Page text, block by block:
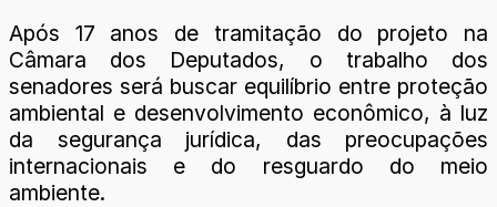
Após 17 anos de tramitação do projeto na
Câmara dos Deputados, o trabalho dos
senadores será buscar equilíbrio entre proteção
ambiental e desenvolvimento econômico, à luz
da segurança jurídica, das preocupações
internacionais e do resguardo do meio
ambiente.